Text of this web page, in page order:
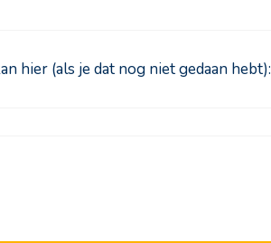
hier (als je dat nog niet gedaan hebt):